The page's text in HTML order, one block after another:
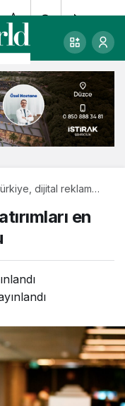
dijital reklam
ülke olduen
0 Paylaş